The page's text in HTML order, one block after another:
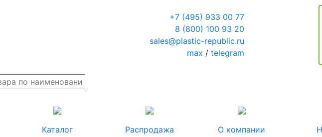
+7 (495) 933 00 77
8 (800) 100 93 20
sales@plastic-republic.ru
max / telegram
Каталог Распродажа О компании